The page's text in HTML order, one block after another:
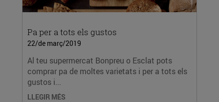
Pa per a tots els gustos
22/de març/2019
Al teu supermercat Bonpreu o Esclat pots
comprar pa de moltes varietats i per a tots els
gustos i...
LLEGIR MÉS